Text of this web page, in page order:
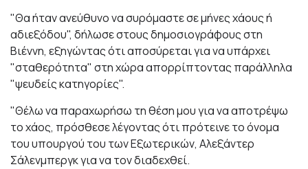
"Θα ήταν ανεύθυνο να συρόμαστε σε μήνες χάους ή
αδιεξόδου", δήλωσε στους δημοσιογράφους στη
Βιέννη, εξηγώντας ότι αποσύρεται για να υπάρχει
"σταθερότητα" στη χώρα απορρίπτοντας παράλληλα
"ψευδείς κατηγορίες".
"Θέλω να παραχωρήσω τη θέση μου για να αποτρέψω
το χάος, πρόσθεσε λέγοντας ότι πρότεινε το όνομα
του υπουργού του των Εξωτερικών, Αλεξάντερ
Σάλενμπεργκ για να τον διαδεχθεί.